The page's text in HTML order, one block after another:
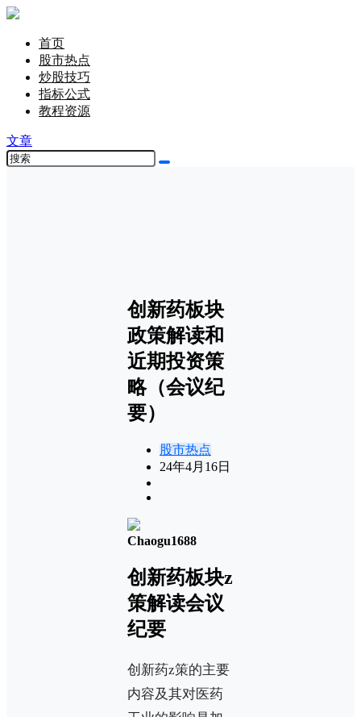
首页
股市热点
炒股技巧
指标公式
教程资源
文章
创新药板块
政策解读和
近期投资策
略（会议纪
要）
股市热点
24年4月16日
Chaogu1688
创新药板块z
策解读会议
纪要
创新药z策的主要
内容及其对医药